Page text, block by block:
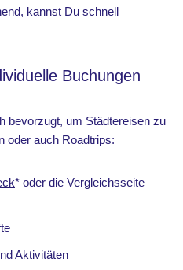
kannst Du schnell
Buchungen
bevorzugt, um Städtereisen zu
oder auch Roadtrips:
* oder die Vergleichsseite
Aktivitäten